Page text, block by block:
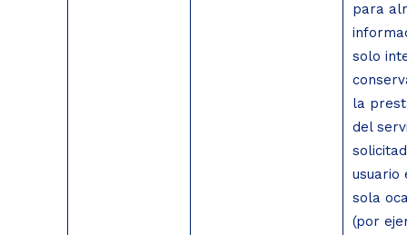
para
solo
la
del
usuario
sola
(por